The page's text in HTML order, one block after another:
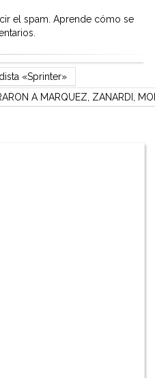
el spam. Aprende cómo se
«Sprinter»
A MARQUEZ, ZANARDI,